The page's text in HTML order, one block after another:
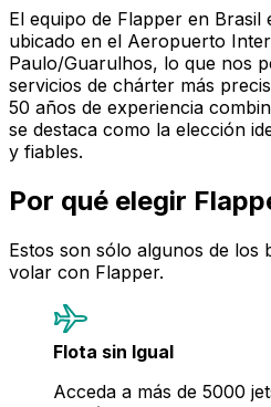
El equipo de Flapper en Brasil
ubicado en el Aeropuerto
Paulo/Guarulhos, lo que nos
servicios de chárter más
50 años de experiencia
se destaca como la elección
y fiables.
Por qué elegir
Estos son sólo algunos de los
volar con Flapper.
Flota sin Igual
Acceda a más de 5000